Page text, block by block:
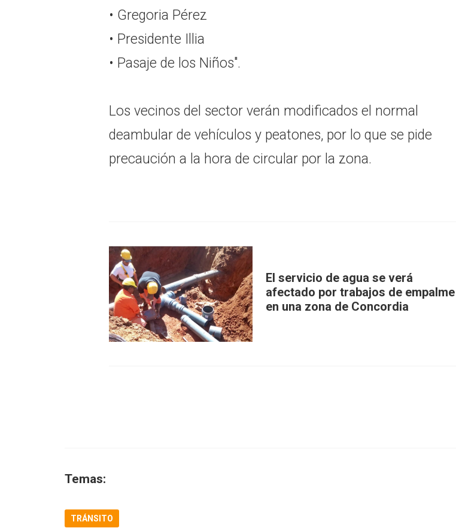
• Gregoria Pérez
• Presidente Illia
• Pasaje de los Niños".
Los vecinos del sector verán modificados el normal
deambular de vehículos y peatones, por lo que se pide
precaución a la hora de circular por la zona.
El servicio de agua se verá
afectado por trabajos de empalme
en una zona de Concordia
Temas:
TRÁNSITO